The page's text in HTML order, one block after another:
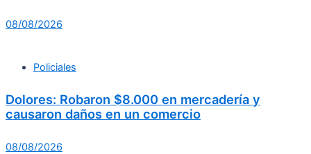
08/08/2026
Policiales
Dolores: Robaron $8.000 en mercadería y
causaron daños en un comercio
08/08/2026